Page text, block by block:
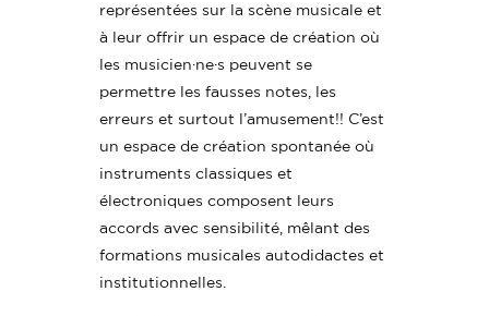
représentées sur la scène musicale et
à leur offrir un espace de création où
les musicien·ne·s peuvent se
permettre les fausses notes, les
erreurs et surtout l’amusement!! C’est
un espace de création spontanée où
instruments classiques et
électroniques composent leurs
accords avec sensibilité, mêlant des
formations musicales autodidactes et
institutionnelles.